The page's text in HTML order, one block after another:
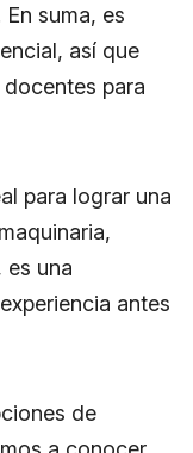
suma, es
así que
para
para lograr una
es una
antes
de